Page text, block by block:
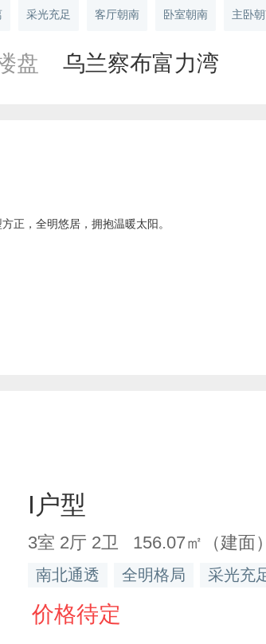
采光充足 客厅朝南 卧室朝南 主卧
盘 乌兰察布富力湾
正，全明悠居，拥抱温暖太阳。
I户型
3室 2厅 2卫 156.07㎡（建面
南北通透 全明格局 采光充
价格待定